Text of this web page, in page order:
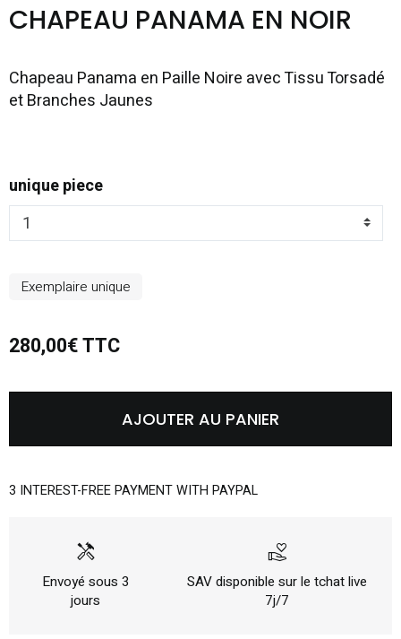
CHAPEAU PANAMA EN NOIR
Chapeau Panama en Paille Noire avec Tissu Torsadé
et Branches Jaunes
unique piece
Exemplaire unique
280,00€ TTC
AJOUTER AU PANIER
3 INTEREST-FREE PAYMENT WITH PAYPAL
handyman
Envoyé sous 3
jours
volunteer_activism
SAV disponible sur le tchat live
7j/7